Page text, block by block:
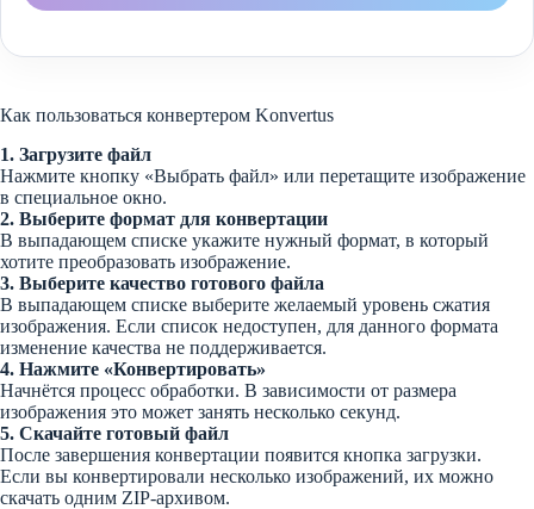
Как пользоваться конвертером Konvertus
1. Загрузите файл
Нажмите кнопку «Выбрать файл» или перетащите изображение
в специальное окно.
2. Выберите формат для конвертации
В выпадающем списке укажите нужный формат, в который
хотите преобразовать изображение.
3. Выберите качество готового файла
В выпадающем списке выберите желаемый уровень сжатия
изображения. Если список недоступен, для данного формата
изменение качества не поддерживается.
4. Нажмите «Конвертировать»
Начнётся процесс обработки. В зависимости от размера
изображения это может занять несколько секунд.
5. Скачайте готовый файл
После завершения конвертации появится кнопка загрузки.
Если вы конвертировали несколько изображений, их можно
скачать одним ZIP-архивом.